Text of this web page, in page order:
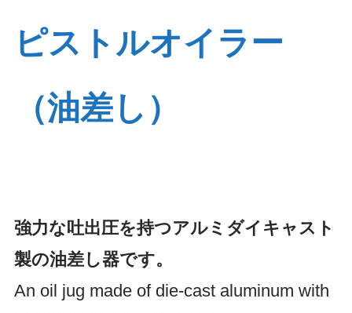
洗浄･清掃
ツールアタッチ
メント
ピストルオイラー
（油差し）
強力な吐出圧を持つアルミダイキャスト
製の油差し器です。
An oil jug made of die-cast aluminum with